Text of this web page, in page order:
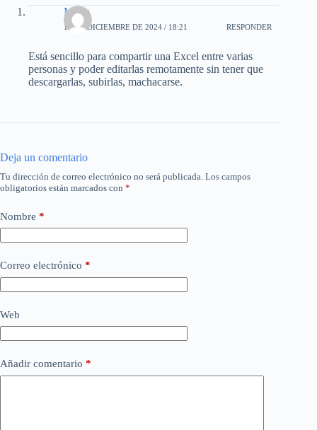
Maria
18 DE DICIEMBRE DE 2024 / 18:21 RESPONDER
Está sencillo para compartir una Excel entre varias
personas y poder editarlas remotamente sin tener que
descargarlas, subirlas, machacarse.
Deja un comentario
Tu dirección de correo electrónico no será publicada. Los campos
obligatorios están marcados con *
Nombre *
Correo electrónico *
Web
Añadir comentario *